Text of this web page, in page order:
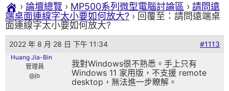
› 論壇總覽 › MP500系列微型電腦討論區 › 請問遠
端桌面連線字太小要如何放大? › 回覆至：請問遠端桌
面連線字太小要如何放大?
2022 年 8 月 28 日 下午 11:34 #1113
Huang Jia-Bin
管理員
@jb
我對Windows很不熟悉。手上只有
Windows 11 家用版，不支援 remote
desktop，無法進一步瞭解。